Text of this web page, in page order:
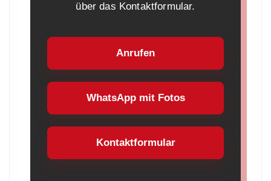
über das Kontaktformular.
Anrufen
WhatsApp mit Fotos
Kontaktformular